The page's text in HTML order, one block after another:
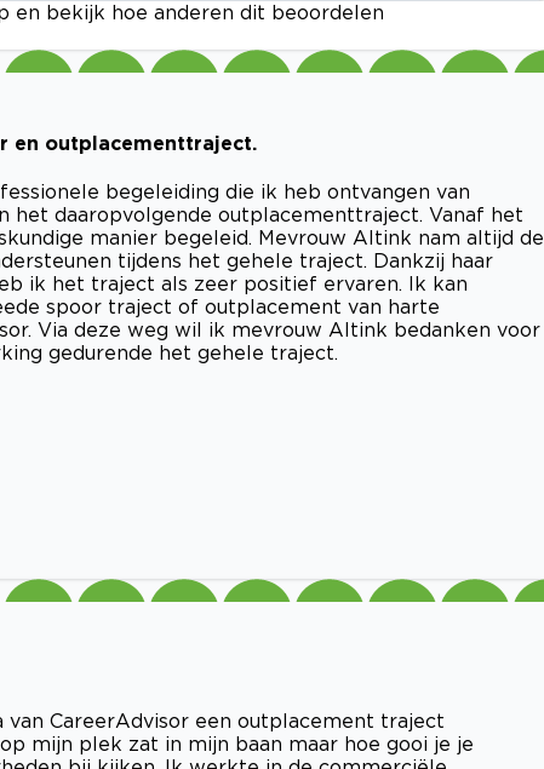
en bekijk hoe anderen dit beoordelen
en outplacementtraject.
begeleiding die ik heb ontvangen van
daaropvolgende outplacementtraject. Vanaf het
manier begeleid. Mevrouw Altink nam altijd de
tijdens het gehele traject. Dankzij haar
ik het traject als zeer positief ervaren. Ik kan
spoor traject of outplacement van harte
Via deze weg wil ik mevrouw Altink bedanken voor
gedurende het gehele traject.
CareerAdvisor een outplacement traject
mijn plek zat in mijn baan maar hoe gooi je je